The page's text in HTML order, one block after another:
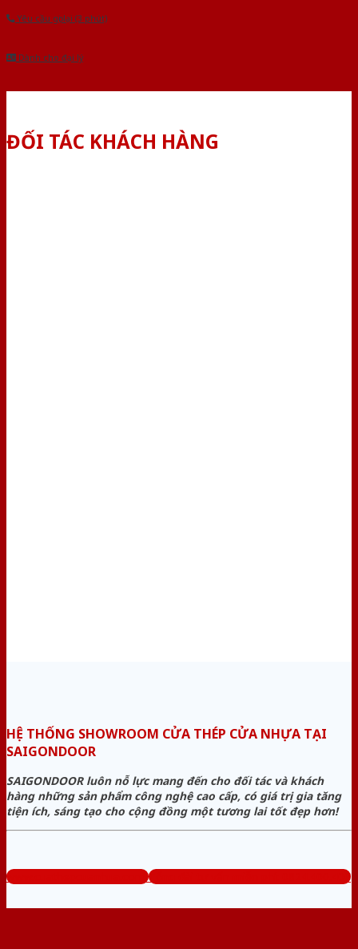
Yêu cầu gọi lại (3 phút)
Dành cho đại lý
ĐỐI TÁC KHÁCH HÀNG
HỆ THỐNG SHOWROOM CỬA THÉP CỬA NHỰA TẠI
SAIGONDOOR
SAIGONDOOR luôn nỗ lực mang đến cho đối tác và khách
hàng những sản phẩm công nghệ cao cấp, có giá trị gia tăng
tiện ích, sáng tạo cho cộng đồng một tương lai tốt đẹp hơn!
www.cuathepcuanhua.com Tổng đài tư vấn miễn phí: 0824.400.400